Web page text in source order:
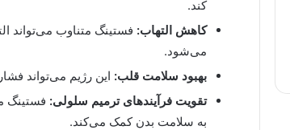
کند.
کاهش التهاب: فستینگ متناوب می‌تواند
می‌شود.
بهبود سلامت قلب: این رژیم می‌تواند
تقویت فرآیندهای ترمیم سلولی: فستینگ
به سلامت بدن کمک می‌کند.